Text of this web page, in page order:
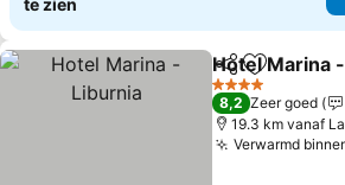
te zien
Delen
Hotel Marina
4 Sterren
8,2 Zeer goed
19.3 km vanaf
Verwarmd